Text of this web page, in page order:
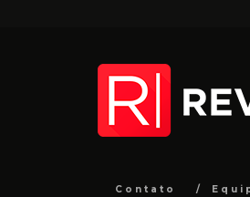
Contato